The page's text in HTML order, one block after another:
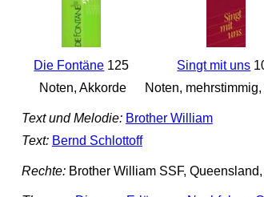
Die Fontäne 125
Noten, Akkorde
Singt mit uns
Noten,
Text und Melodie: Brother William
Text: Bernd Schlottoff
Rechte:Brother William SSF,